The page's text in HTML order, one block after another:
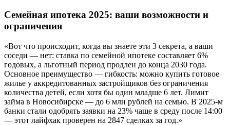
Семейная ипотека 2025: ваши возможности и
ограничения
«Вот что происходит, когда вы знаете эти 3 секрета, а ваши
соседи — нет: ставка по семейной ипотеке составляет 6%
годовых, а льготный период продлен до конца 2030 года.
Основное преимущество — гибкость: можно купить готовое
жилье у аккредитованных застройщиков без ограничения
количества детей, если хотя бы один младше 6 лет. Лимит
займа в Новосибирске — до 6 млн рублей на семью. В 2025-м
банки стали одобрять заявки на 23% чаще в среду после 14:00
— этот лайфхак проверен на 2847 сделках за год.»